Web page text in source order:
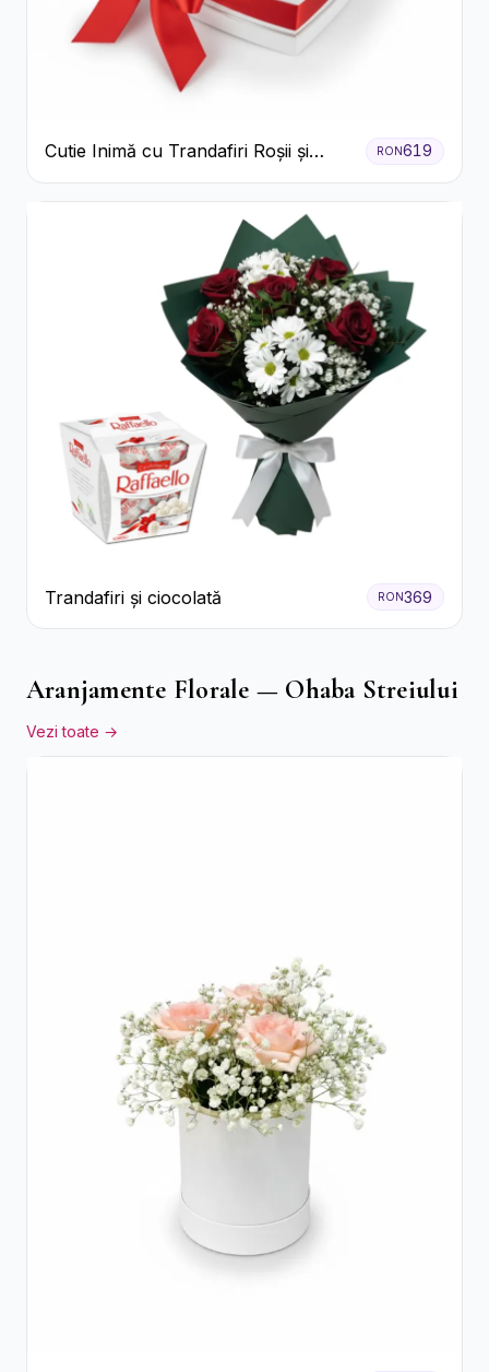
Cutie Inimă cu Trandafiri Roșii și
Bomboane Raffaello
RON619
Trandafiri și ciocolată RON369
Aranjamente Florale — Ohaba Streiului
Vezi toate →